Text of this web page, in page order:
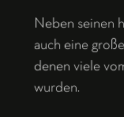
Neben seinen
auch eine
denen viele
wurden.